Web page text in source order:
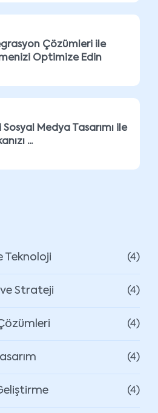
Çözümleri ile
Optimize Edin
Sosyal Medya Tasarımı ile
...
Teknoloji (4)
Strateji (4)
(4)
(4)
(4)